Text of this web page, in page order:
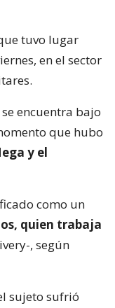
tuvo lugar
en el sector
encuentra bajo
que hubo
y el
como un
quien trabaja
, según
sujeto sufrió